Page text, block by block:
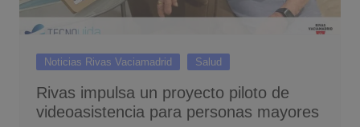
Noticias Rivas Vaciamadrid Salud
Rivas impulsa un proyecto piloto de
videoasistencia para personas mayores